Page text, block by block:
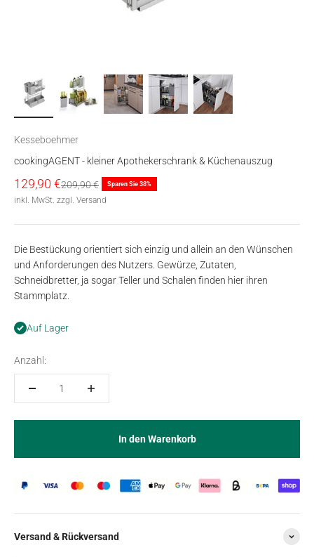
Kesseboehmer
cookingAGENT - kleiner Apothekerschrank & Küchenauszug
Angebot
129,90 €Regulärer Preis
209,90 € Sparen Sie 38%
inkl. MwSt. zzgl. Versand
Die Bestückung orientiert sich einzig und allein an den Wünschen
und Anforderungen des Nutzers. Gewürze, Zutaten,
Schneidbretter, ja sogar Teller und Schalen finden hier ihren
Stammplatz.
Auf Lager
Anzahl:
In den Warenkorb
Versand & Rückversand